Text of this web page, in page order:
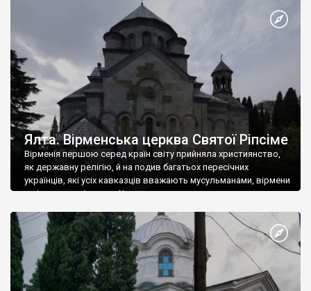
Херсонесі Володимир-язичник, став Василем-християнином.
А потім було Хрещення Русі. На честь Херсонесу Таврійського
Ялта. Вірменська церква Святої Ріпсіме
Вірменія першою серед країн світу прийняла християнство,
як державну релігію, й на подив багатьох пересічних
українців, які усіх кавказців вважають мусульманами, вірмени
є відданими вірянами Христа